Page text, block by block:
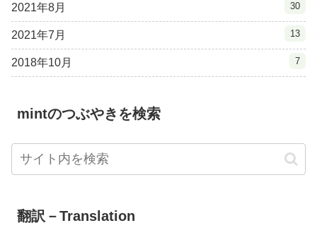
2021年8月 30
2021年7月 13
2018年10月 7
mintのつぶやきを検索
翻訳－Translation